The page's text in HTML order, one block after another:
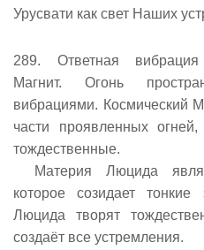
Урусвати как свет Наших
289. Ответная вибрация
Магнит. Огонь
вибрациями. Космический
части проявленных
тождественные.
Материя Люцида
которое созидает
Люцида творят
создаёт все устремления.